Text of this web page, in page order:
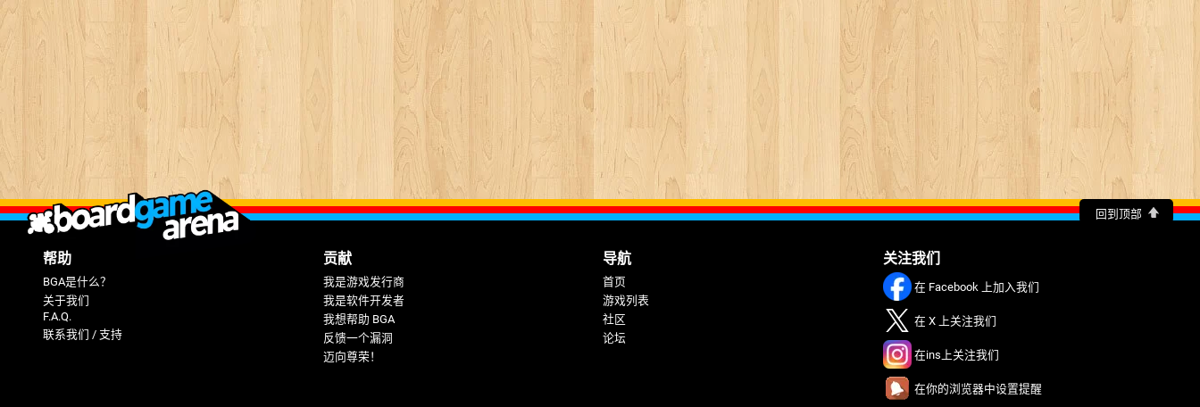
回到顶部
帮助
BGA是什么？
关于我们
F.A.Q.
联系我们 / 支持
贡献
我是游戏发行商
我是软件开发者
我想帮助 BGA
反馈一个漏洞
迈向尊荣！
导航
首页
游戏列表
社区
论坛
关注我们
在 Facebook 上加入我们
在 X 上关注我们
在ins上关注我们
在你的浏览器中设置提醒